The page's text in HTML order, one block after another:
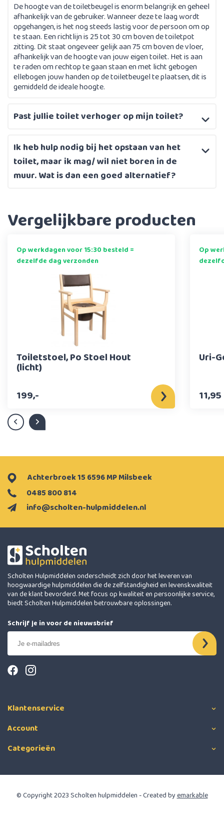
De hoogte van de toiletbeugel is enorm belangrijk en geheel
afhankelijk van de gebruiker. Wanneer deze te laag wordt
opgehangen, is het nog steeds lastig voor de persoon om op
te staan. Een richtlijn is 25 tot 30 cm boven de toiletpot
zitting. Dit staat ongeveer gelijk aan 75 cm boven de vloer,
afhankelijk van de hoogte van jouw eigen toilet. Het is aan
te raden om rechtop te gaan staan en met licht gebogen
ellebogen jouw handen op de toiletbeugel te plaatsen, dit is
gemiddeld de ideale hoogte.
Past jullie toilet verhoger op mijn toilet?
Ik heb hulp nodig bij het opstaan van het
toilet, maar ik mag/ wil niet boren in de
muur. Wat is dan een goed alternatief?
Vergelijkbare producten
Op werkdagen voor 15:30 besteld =
dezelfde dag verzonden
Toiletstoel, Po Stoel Hout
(licht)
199,-
Op
Uri-
11,95
info@scholten-hulpmiddelen.nl
0485 800 814
Achterbroek 15 6596 MP Milsbeek
Scholten Hulpmiddelen onderscheidt zich door het leveren van
hoogwaardige hulpmiddelen die de zelfstandigheid en levenskwaliteit
van de klant bevorderd. Met focus op kwaliteit en persoonlijke service,
biedt Scholten Hulpmiddelen betrouwbare oplossingen.
Schrijf je in voor de nieuwsbrief
Klantenservice
Account
Categorieën
© Copyright 2023 Scholten hulpmiddelen - Created byemarkable